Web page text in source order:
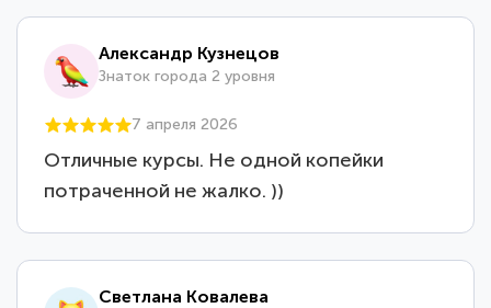
Александр Кузнецов
Знаток города 2 уровня
7 апреля 2026
Отличные курсы. Не одной копейки
потраченной не жалко. ))
Светлана Ковалева